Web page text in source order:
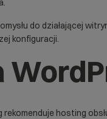
do działającej
konfiguracji.
hosting